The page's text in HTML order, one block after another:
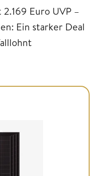
Euro UVP –
Ein starker Deal